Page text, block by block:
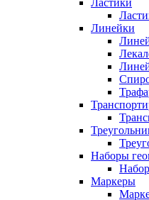
Ластики
Линейки
Наборы
Маркеры